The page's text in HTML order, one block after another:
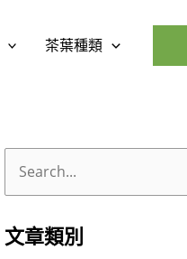
茶葉種類
關
文章類別